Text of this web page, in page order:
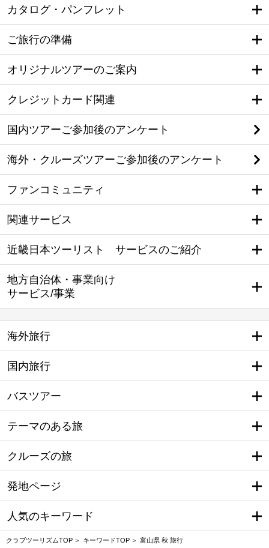
カタログ・パンフレット
ご旅行の準備
オリジナルツアーのご案内
クレジットカード関連
国内ツアーご参加後のアンケート
海外・クルーズツアーご参加後のアンケート
ファンコミュニティ
関連サービス
近畿日本ツーリスト サービスのご紹介
地方自治体・事業向け
サービス/事業
海外旅行
国内旅行
バスツアー
テーマのある旅
クルーズの旅
発地ページ
人気のキーワード
クラブツーリズムTOP キーワードTOP 富山県 秋 旅行